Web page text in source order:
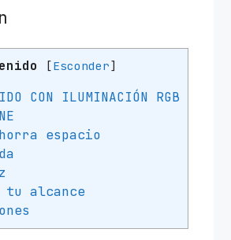
[Esconder]
CON ILUMINACIÓN RGB
espacio
alcance